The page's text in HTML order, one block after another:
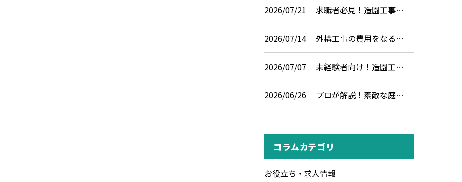
2026/07/21 求職者必見！造園工事…
2026/07/14 外構工事の費用をなる…
2026/07/07 未経験者向け！造園工…
2026/06/26 プロが解説！素敵な庭…
コラムカテゴリ
お役立ち・求人情報